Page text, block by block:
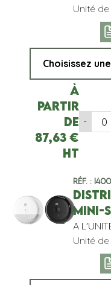
Unité de
À
partir
de
87,63 €
HT
-
Réf. :
MINI-
A
Unité de